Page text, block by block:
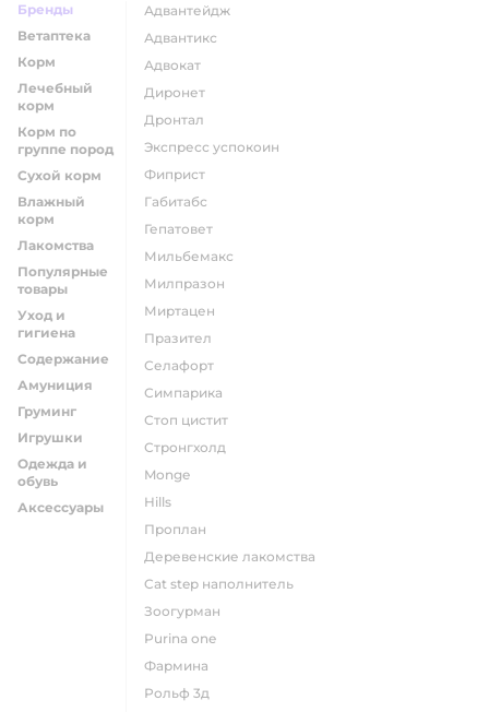
Бренды
Ветаптека
Корм
Лечебный
корм
Корм по
группе пород
Сухой корм
Влажный
корм
Лакомства
Популярные
товары
Уход и
гигиена
Содержание
Амуниция
Груминг
Игрушки
Одежда и
обувь
Аксессуары
адвантейдж
адвантикс
адвокат
диронет
дронтал
экспресс успокоин
фиприст
габитабс
гепатовет
мильбемакс
милпразон
миртацен
празител
селафорт
симпарика
стоп цистит
стронгхолд
monge
hills
проплан
деревенские лакомства
cat step наполнитель
зоогурман
purina one
фармина
рольф 3д